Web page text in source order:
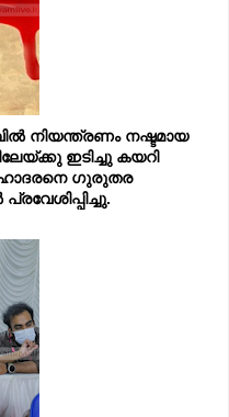
നിയന്ത്രണം നഷ്ടമായ
ഇടിച്ചു കയറി
ഗുരുതര